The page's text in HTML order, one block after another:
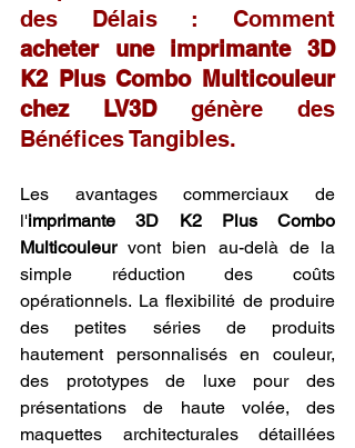
acheter une imprimante 3D
K2 Plus Combo Multicouleur
chez LV3D génère des
Bénéfices Tangibles.
Les avantages commerciaux de
l'imprimante 3D K2 Plus Combo
Multicouleur vont bien au-delà de la
simple réduction des coûts
opérationnels. La flexibilité de produire
des petites séries de produits
hautement personnalisés en couleur,
des prototypes de luxe pour des
présentations de haute volée, des
maquettes architecturales détaillées